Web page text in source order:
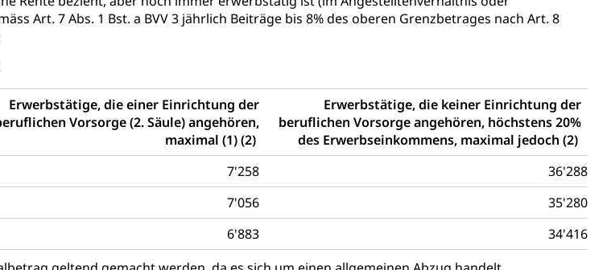
Art. 7 Abs. 1 Bst. a BVV 3 jährlich Beiträge bis 8% des oberen Grenzbetrages nach Art. 8
Erwerbstätige, die einer Einrichtung der
Vorsorge (2. Säule) angehören,
maximal (1) (2)
Erwerbstätige, die keiner Einrichtung der
beruflichen Vorsorge angehören, höchstens 20%
des Erwerbseinkommens, maximal jedoch (2)
7'258
36'288
7'056
35'280
6'883 34'416
Strafregistereintrag, Strafregisterauszug, Kriminalität
Kindesschutz, Jugendschutz
Kindes- und Erwachsenenschutzbehörden im Kanton Luzern